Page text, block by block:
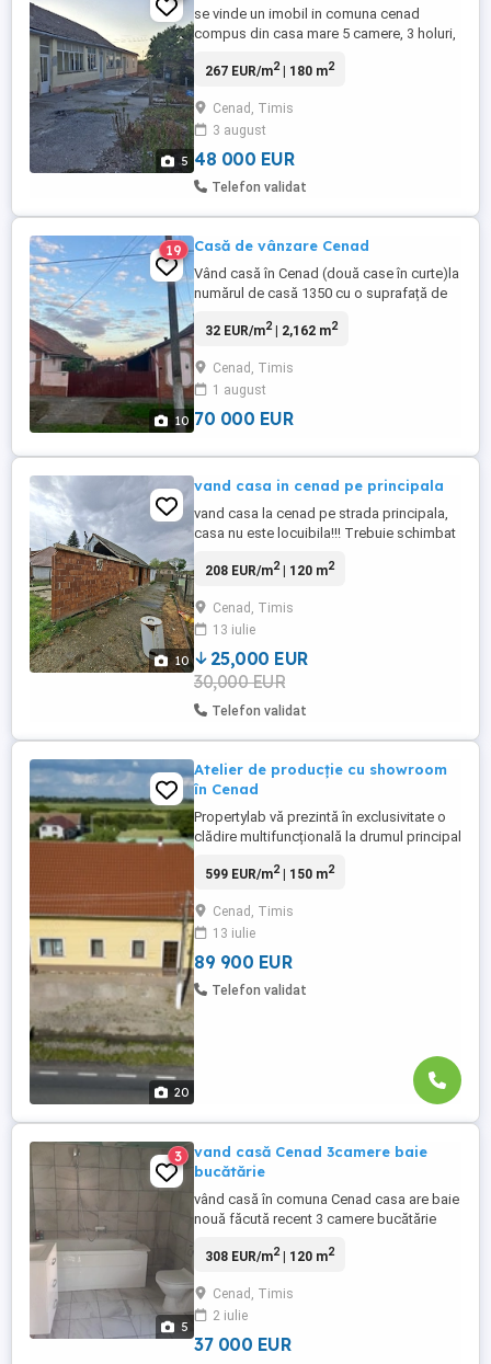
5
se vinde un imobil in comuna cenad
compus din casa mare 5 camere, 3 holuri,
mica: bucatarie, doua camere, beci, spait ,
48000euro negociabil. mai multe
informatii la tel: sau
267 EUR/m2| 180 m2
Cenad, Timis
3 august
48 000 EUR
Telefon validat
10
19 Casă de vânzare Cenad
Vând casă în Cenad (două case în curte)la
numărul de casă 1350 cu o suprafață de
excelentă locuibile chiar și pentru 2 familii
;cămară ;baie și o bucătărie iar în spate un
șopron și 2 anexe,în cealaltă casă sunt 2
camere ...
32 EUR/m2| 2,162 m2
Cenad, Timis
1 august
70 000 EUR
10
vand casa in cenad pe principala
vand casa la cenad pe strada principala,
casa nu este locuibila!!! Trebuie schimbat
totală 1079 mp+ 200mp netrecut in acte
208 EUR/m2| 120 m2
Cenad, Timis
13 iulie
25,000 EUR
30,000 EUR
Telefon validat
20
Atelier de producție cu showroom
în Cenad
Propertylab vă prezintă în exclusivitate o
clădire multifuncțională la drumul principal
Localizare strategică! – Situată la drumul
șoseaua către frontiera cu Ungaria,
această proprietate se pretează excelent
pentru afaceri comerciale, ...
599 EUR/m2| 150 m2
Cenad, Timis
13 iulie
89 900 EUR
Telefon validat
5
3
vand casă Cenad 3camere baie
bucătărie
vând casă în comuna Cenad casa are baie
nouă făcută recent 3 camere bucătărie
308 EUR/m2| 120 m2
Cenad, Timis
2 iulie
37 000 EUR